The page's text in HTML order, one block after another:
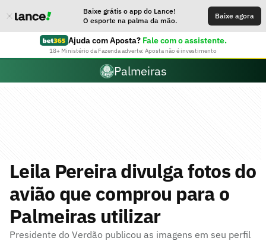
Baixe grátis o app do Lance!
O esporte na palma da mão.
Baixe agora
Ajuda com Aposta? Fale com o assistente.
18+ Ministério da Fazenda adverte: Aposta não é investimento
Palmeiras
Leila Pereira divulga fotos do
avião que comprou para o
Palmeiras utilizar
Presidente do Verdão publicou as imagens em seu perfil